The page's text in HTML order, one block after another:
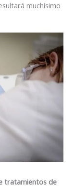
muchísimo
tratamientos de